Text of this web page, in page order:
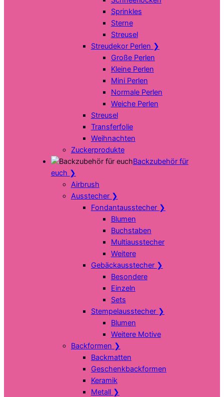
Sprinkles
Sterne
Streusel
Streudekor Perlen ❯
Große Perlen
Kleine Perlen
Mini Perlen
Normale Perlen
Weiche Perlen
Streusel
Transferfolie
Weihnachten
Zuckerprodukte
Backzubehör für
euch ❯
Airbrush
Ausstecher ❯
Fondantausstecher ❯
Blumen
Buchstaben
Multiausstecher
Weitere
Gebäckausstecher ❯
Besondere
Einzeln
Sets
Stempelausstecher ❯
Blumen
Weitere Motive
Backformen ❯
Backmatten
Geschenkbackformen
Keramik
Metall ❯